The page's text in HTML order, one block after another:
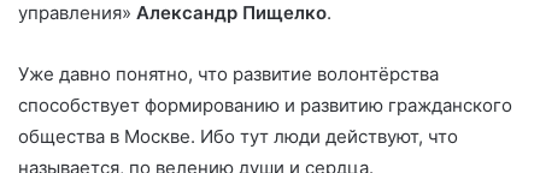
управления» Александр Пищелко.
Уже давно понятно, что развитие волонтёрства
способствует формированию и развитию гражданского
общества в Москве. Ибо тут люди действуют, что
называется, по велению души и сердца.